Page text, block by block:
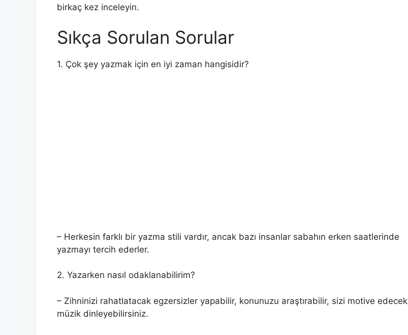
birkaç kez inceleyin.
Sıkça Sorulan Sorular
1. Çok şey yazmak için en iyi zaman hangisidir?
– Herkesin farklı bir yazma stili vardır, ancak bazı insanlar sabahın erken saatlerinde
yazmayı tercih ederler.
2. Yazarken nasıl odaklanabilirim?
– Zihninizi rahatlatacak egzersizler yapabilir, konunuzu araştırabilir, sizi motive edecek
müzik dinleyebilirsiniz.